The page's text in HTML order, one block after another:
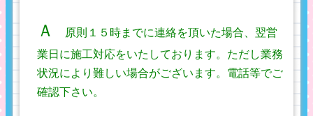
Ａ
原則１５時までに連絡を頂いた場合、翌営
業日に施工対応をいたしております。ただし業務
状況により難しい場合がございます。電話等でご
確認下さい。